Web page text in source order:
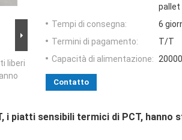
liberi
pallet
Tempi di consegna:
6
Termini di pagamento:
T/T
Capacità di alimentazione:
Contatto
i piatti sensibili termici di PCT, hanno